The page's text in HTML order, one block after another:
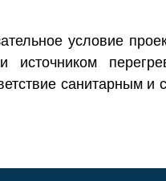
условие
санитарным и